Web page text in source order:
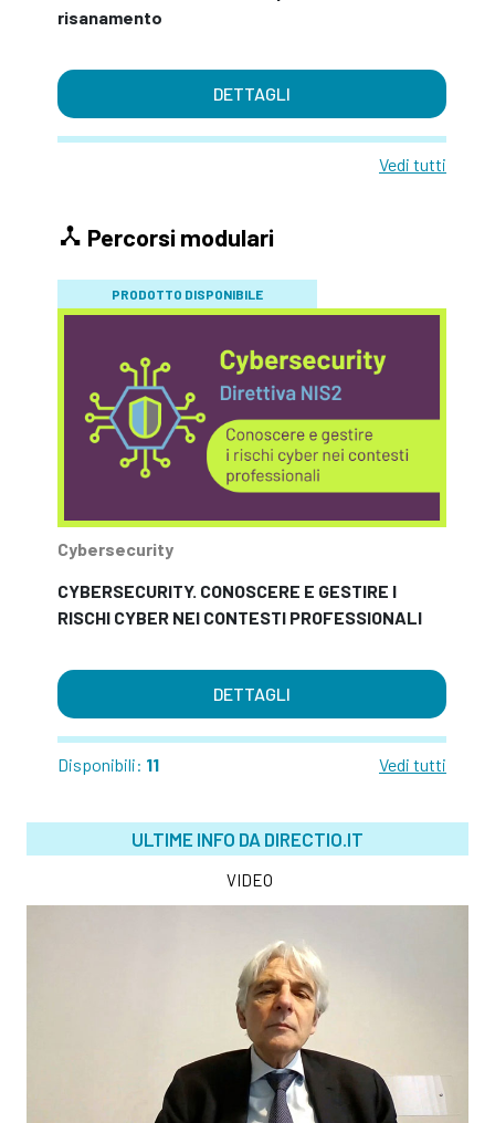
risanamento
DETTAGLI
Vedi tutti
Percorsi modulari
PRODOTTO DISPONIBILE
Cybersecurity
CYBERSECURITY. CONOSCERE E GESTIRE I
RISCHI CYBER NEI CONTESTI PROFESSIONALI
DETTAGLI
Disponibili: 11 Vedi tutti
ULTIME INFO DA DIRECTIO.IT
VIDEO